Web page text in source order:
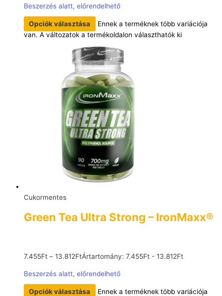
Beszerzés alatt, előrendelhető
Opciók választása
Ennek a terméknek több variációja
van. A változatok a termékoldalon választhatók ki
Cukormentes
Green Tea Ultra Strong – IronMaxx®
7.455Ft – 13.812FtÁrtartomány: 7.455Ft - 13.812Ft
Beszerzés alatt, előrendelhető
Opciók választása
Ennek a terméknek több variációja